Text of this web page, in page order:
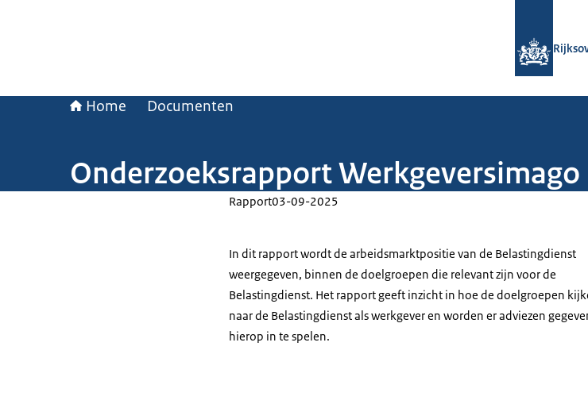
Home Documenten
Onderzoeksrapport
Rapport03-09-2025
In dit rapport wordt de arbeidsmarktpositie van de Belastingdienst
weergegeven, binnen de doelgroepen die relevant zijn voor de
Belastingdienst. Het rapport geeft inzicht in hoe de doelgroepen
naar de Belastingdienst als werkgever en worden er adviezen
hierop in te spelen.